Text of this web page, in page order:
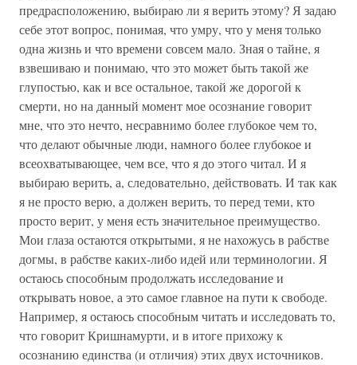
предрасположению, выбираю ли я верить этому? Я задаю
себе этот вопрос, понимая, что умру, что у меня только
одна жизнь и что времени совсем мало. Зная о тайне, я
взвешиваю и понимаю, что это может быть такой же
глупостью, как и все остальное, такой же дорогой к
смерти, но на данный момент мое осознание говорит
мне, что это нечто, несравнимо более глубокое чем то,
что делают обычные люди, намного более глубокое и
всеохватывающее, чем все, что я до этого читал. И я
выбираю верить, а, следовательно, действовать. И так как
я не просто верю, а должен верить, то перед теми, кто
просто верит, у меня есть значительное преимущество.
Мои глаза остаются открытыми, я не нахожусь в рабстве
догмы, в рабстве каких-либо идей или терминологии. Я
остаюсь способным продолжать исследование и
открывать новое, а это самое главное на пути к свободе.
Например, я остаюсь способным читать и исследовать то,
что говорит Кришнамурти, и в итоге прихожу к
осознанию единства (и отличия) этих двух источников.